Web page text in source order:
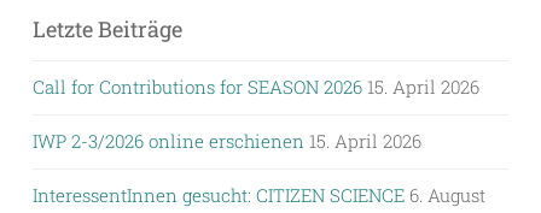
Letzte Beiträge
Call for Contributions for SEASON 2026 15. April 2026
IWP 2-3/2026 online erschienen 15. April 2026
InteressentInnen gesucht: CITIZEN SCIENCE 6. August